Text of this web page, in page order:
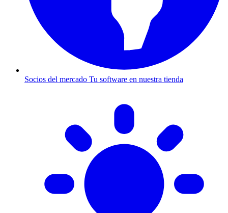
Socios del mercado Tu software en nuestra tienda